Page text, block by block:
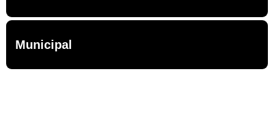
Municipal